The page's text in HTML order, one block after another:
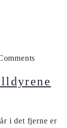
i det fjerne er